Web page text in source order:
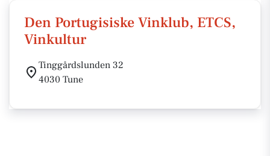
Den Portugisiske Vinklub, ETCS,
Vinkultur
Tinggårdslunden 32
4030 Tune